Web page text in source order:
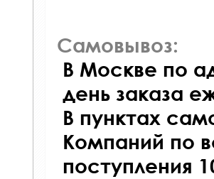
Самовывоз:
В Москве по
день заказа
В пунктах
Компаний по
поступления